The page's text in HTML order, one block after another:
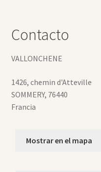
Contacto
VALLONCHENE
1426, chemin d'Atteville
SOMMERY, 76440
Francia
Mostrar en el mapa